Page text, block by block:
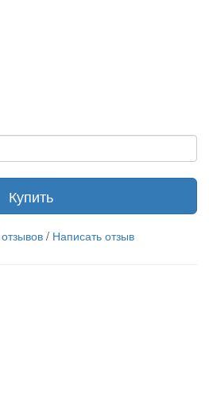
Купить
/ Написать отзыв